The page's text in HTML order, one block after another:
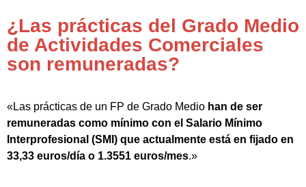
¿Las prácticas del Grado Medio
de Actividades Comerciales
son remuneradas?
«Las prácticas de un FP de Grado Medio han de ser
remuneradas como mínimo con el Salario Mínimo
Interprofesional (SMI) que actualmente está en fijado en
33,33 euros/día o 1.3551 euros/mes.»